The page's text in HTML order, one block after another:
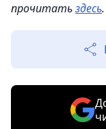
прочитатьздесь.